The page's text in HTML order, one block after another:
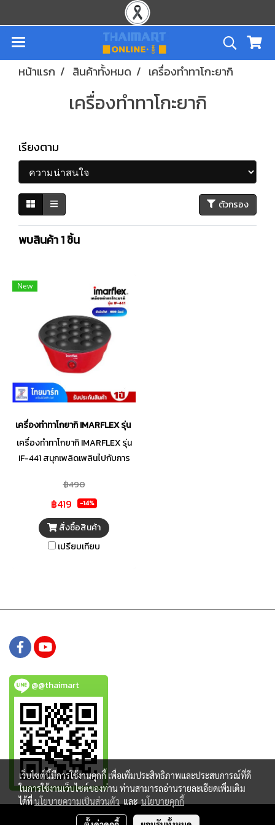
หน้าแรก สินค้าทั้งหมด เครื่องทำทาโกะยากิ
เครื่องทำทาโกะยากิ
เรียงตาม
ตัวกรอง
พบสินค้า 1 ชิ้น
New
เครื่องทำทาโกยากิ IMARFLEX รุ่น IF-441
เครื่องทำทาโกยากิ IMARFLEX รุ่น
IF-441 สนุกเพลิดเพลินไปกับการ
ทำทาโกยากิ จาก IMARFLEX ตัว
ช่วยที่จะตอบโจทย์ให้คุณสามารถ
รังสรรค์ได้ทั้ง ทาโกยากิ, ไข่นก
กระทา และขนมครก ผลิตจากวัสดุ
คุณภาพดีเคลือบ Non Stick จึง
฿490
฿419 -14%
สั่งซื้อสินค้า
เปรียบเทียบ
@@thaimart
Copy right by www.thaimartonline.com
เว็บไซต์นี้มีการใช้งานคุกกี้ เพื่อเพิ่มประสิทธิภาพและประสบการณ์ที่ดี
ในการใช้งานเว็บไซต์ของท่าน ท่านสามารถอ่านรายละเอียดเพิ่มเติม
ได้ที่นโยบายความเป็นส่วนตัว และ นโยบายคุกกี้